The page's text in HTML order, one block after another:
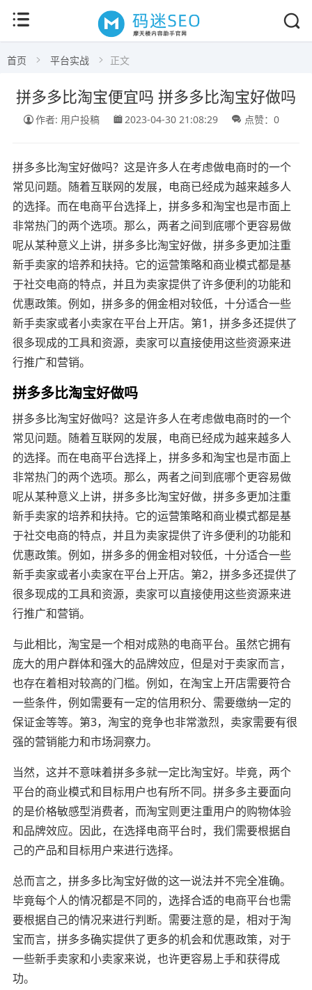
首页 平台实战 正文
拼多多比淘宝便宜吗 拼多多比淘宝好做吗
作者: 用户投稿 2023-04-30 21:08:29 点赞：0
拼多多比淘宝好做吗？这是许多人在考虑做电商时的一个
常见问题。随着互联网的发展，电商已经成为越来越多人
的选择。而在电商平台选择上，拼多多和淘宝也是市面上
非常热门的两个选项。那么，两者之间到底哪个更容易做
呢从某种意义上讲，拼多多比淘宝好做，拼多多更加注重
新手卖家的培养和扶持。它的运营策略和商业模式都是基
于社交电商的特点，并且为卖家提供了许多便利的功能和
优惠政策。例如，拼多多的佣金相对较低，十分适合一些
新手卖家或者小卖家在平台上开店。第1，拼多多还提供了
很多现成的工具和资源，卖家可以直接使用这些资源来进
行推广和营销。
拼多多比淘宝好做吗
拼多多比淘宝好做吗？这是许多人在考虑做电商时的一个
常见问题。随着互联网的发展，电商已经成为越来越多人
的选择。而在电商平台选择上，拼多多和淘宝也是市面上
非常热门的两个选项。那么，两者之间到底哪个更容易做
呢从某种意义上讲，拼多多比淘宝好做，拼多多更加注重
新手卖家的培养和扶持。它的运营策略和商业模式都是基
于社交电商的特点，并且为卖家提供了许多便利的功能和
优惠政策。例如，拼多多的佣金相对较低，十分适合一些
新手卖家或者小卖家在平台上开店。第2，拼多多还提供了
很多现成的工具和资源，卖家可以直接使用这些资源来进
行推广和营销。
与此相比，淘宝是一个相对成熟的电商平台。虽然它拥有
庞大的用户群体和强大的品牌效应，但是对于卖家而言，
也存在着相对较高的门槛。例如，在淘宝上开店需要符合
一些条件，例如需要有一定的信用积分、需要缴纳一定的
保证金等等。第3，淘宝的竞争也非常激烈，卖家需要有很
强的营销能力和市场洞察力。
当然，这并不意味着拼多多就一定比淘宝好。毕竟，两个
平台的商业模式和目标用户也有所不同。拼多多主要面向
的是价格敏感型消费者，而淘宝则更注重用户的购物体验
和品牌效应。因此，在选择电商平台时，我们需要根据自
己的产品和目标用户来进行选择。
总而言之，拼多多比淘宝好做的这一说法并不完全准确。
毕竟每个人的情况都是不同的，选择合适的电商平台也需
要根据自己的情况来进行判断。需要注意的是，相对于淘
宝而言，拼多多确实提供了更多的机会和优惠政策，对于
一些新手卖家和小卖家来说，也许更容易上手和获得成
功。